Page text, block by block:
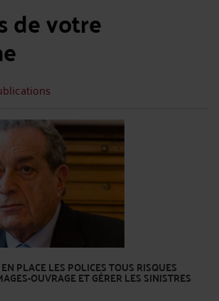
de votre
PLACE LES POLICES TOUS RISQUES
OUVRAGE ET GÉRER LES SINISTRES